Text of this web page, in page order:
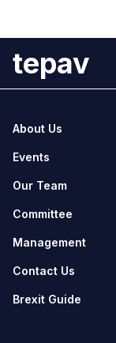
tepav
About Us
Events
Our Team
Committee
Management
Contact Us
Brexit Guide